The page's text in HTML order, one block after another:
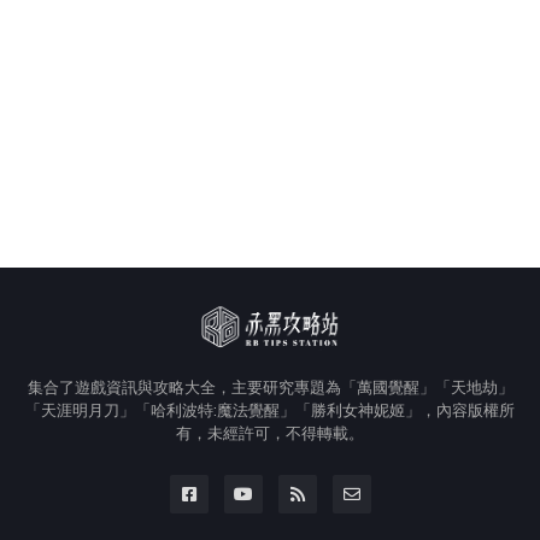
集合了遊戲資訊與攻略大全，主要研究專題為「萬國覺醒」「天地劫」
「天涯明月刀」「哈利波特:魔法覺醒」「勝利女神妮姬」，內容版權所
有，未經許可，不得轉載。